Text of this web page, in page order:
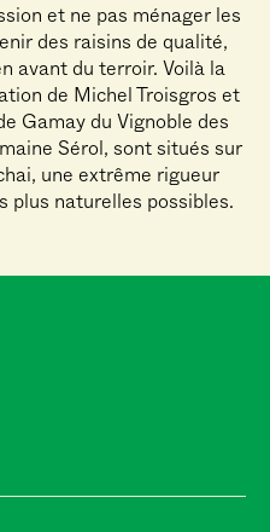
et ne pas ménager les
des raisins de qualité,
avant du terroir. Voilà la
de Michel Troisgros et
Gamay du Vignoble des
Sérol, sont situés sur
une extrême rigueur
plus naturelles possibles.